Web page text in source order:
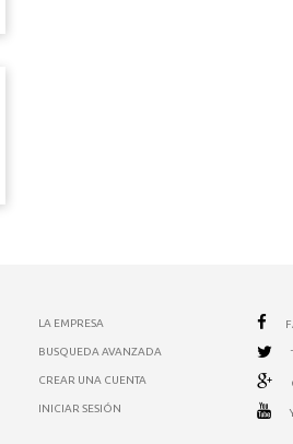
LA EMPRESA
BUSQUEDA AVANZADA
CREAR UNA CUENTA
INICIAR SESIÓN